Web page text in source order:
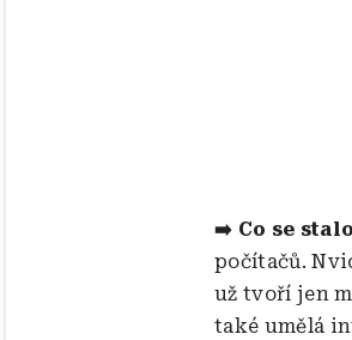
➡️ Co se
počítačů.
už tvoří jen
také umělá